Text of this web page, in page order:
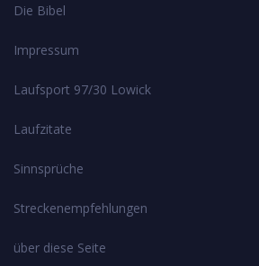
Die Bibel
Impressum
Laufsport 97/30 Lowick
Laufzitate
Sinnsprüche
Streckenempfehlungen
über diese Seite